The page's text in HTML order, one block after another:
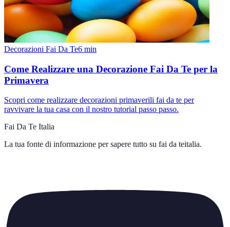
Decorazioni Fai Da Te6 min
Come Realizzare una Decorazione Fai Da Te per la
Primavera
Scopri come realizzare decorazioni primaverili fai da te per
ravvivare la tua casa con il nostro tutorial passo passo.
Fai Da Te Italia
La tua fonte di informazione per sapere tutto su fai da teitalia.